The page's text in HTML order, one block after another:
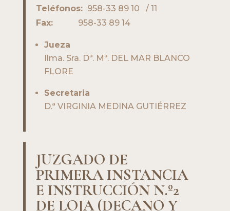
Teléfonos: 958-33 89 10 / 11
Fax:
958-33 89 14
Jueza
Ilma. Sra. Dª. Mª. DEL MAR BLANCO
FLORE
Secretaria
D.ª VIRGINIA MEDINA GUTIÉRREZ
JUZGADO DE
PRIMERA INSTANCIA
E INSTRUCCIÓN N.º2
DE LOJA (DECANO Y